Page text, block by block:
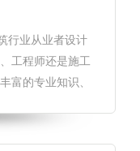
行业从业者设计
工程师还是施工
富的专业知识、
专家解锁版app